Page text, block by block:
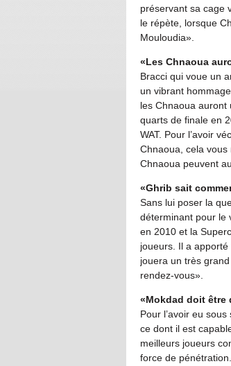
préservant sa cage
le répète, lorsque
Mouloudia».
«Les Chnaoua
Bracci qui voue un
un vibrant
les Chnaoua auront
quarts de finale en
WAT. Pour l’avoir
Chnaoua, cela vous
Chnaoua peuvent
«Ghrib sait
Sans lui poser la
déterminant pour le
en 2010 et la
joueurs. Il a apporté
jouera un très
rendez-vous».
«Mokdad doit être
Pour l’avoir eu
ce dont il est
meilleurs joueurs
force de